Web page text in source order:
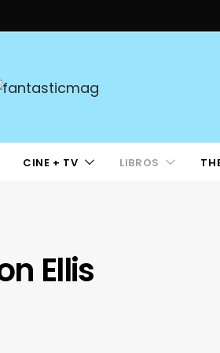
CINE + TV LIBROS
Ellis